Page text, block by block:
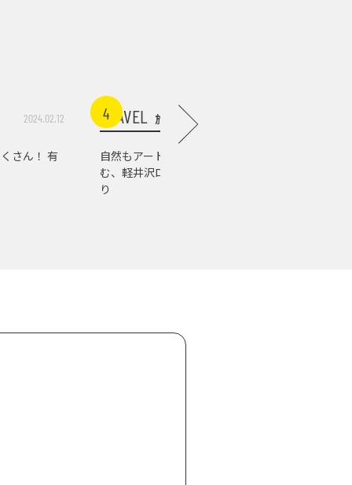
2024.02.12
さん！ 有
4
TRAVEL 旅行
自然もアートもグルメも楽し
む、軽井沢ローカルスポット巡
り